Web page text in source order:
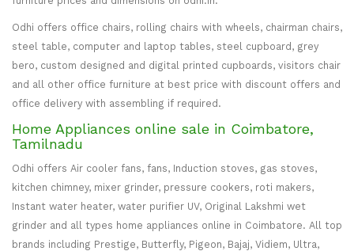
Odhi offers office chairs, rolling chairs with wheels, chairman chairs,
steel table, computer and laptop tables, steel cupboard, grey
bero, custom designed and digital printed cupboards, visitors chair
and all other office furniture at best price with discount offers and
office delivery with assembling if required.
Home Appliances online sale in Coimbatore,
Tamilnadu
Odhi offers Air cooler fans, fans, Induction stoves, gas stoves,
kitchen chimney, mixer grinder, pressure cookers, roti makers,
Instant water heater, water purifier UV, Original Lakshmi wet
grinder and all types home appliances online in Coimbatore. All top
brands including Prestige, Butterfly, Pigeon, Bajaj, Vidiem, Ultra,